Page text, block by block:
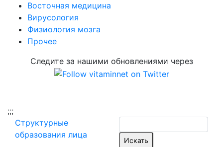
Восточная медицина
Вирусология
Физиология мозга
Прочее
Следите за нашими обновлениями через
;;;
Структурные
образования лица